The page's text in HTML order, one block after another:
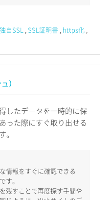
自SSL SSL証明書 https化
）
したデータを一時的に保
った際にすぐ取り出せる
。
情報をすぐに確認できる
す。
残すことで再度探す手間や